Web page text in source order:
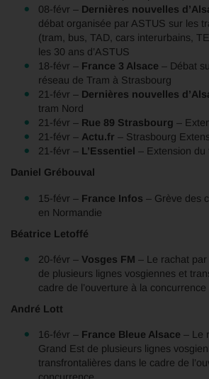
08-févr – Dernières nouvelles
débat organisée par ASTUS sur les
(tram, bus, TAD, cars interurbains,
les 30 ans d’ASTUS
18-févr – France 3 Alsace – Débat
réseau de Tram à Strasbourg
21-févr – Dernières nouvelles
tram Nord
21-févr – Rue 89 Strasbourg –
21-févr – Actu.fr – Strasbourg
21-févr – L’Essentiel – Extension du
Daniel Grébouval
15-févr – France Infos – Grève des
en Normandie
Béatrice Letoffé
20-févr – Vosges FM – Le rachat
de plusieurs lignes vosgiennes et
cadre de l’ouverture à la concurrence
André Lott
16-févr – France Bleue Alsace – Le
Grand Est de plusieurs lignes
transfrontalières dans le cadre de